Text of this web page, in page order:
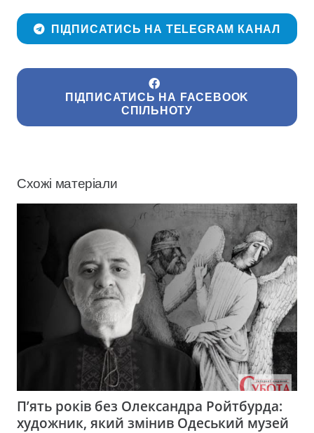
ПІДПИСАТИСЬ НА TELEGRAM КАНАЛ
ПІДПИСАТИСЬ НА FACEBOOK
СПІЛЬНОТУ
Схожі матеріали
П’ять років без Олександра Ройтбурда:
художник, який змінив Одеський музей